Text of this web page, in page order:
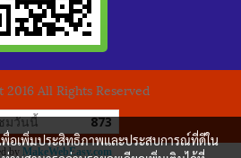
All Rights Reserved
มวันนี้ 873
by MakeWebEasy.com
พื่อเพิ่มประสิทธิภาพและประสบการณ์ที่ดีใน